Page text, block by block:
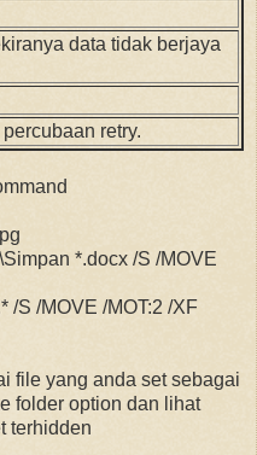
data tidak berjaya
retry.
*.docx /S /MOVE
/S /MOVE /MOT:2 /XF
file yang anda set sebagai
folder option dan lihat
terhidden